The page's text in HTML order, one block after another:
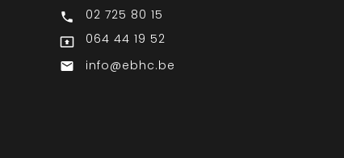
 02 725 80 15
 064 44 19 52
 info@ebhc.be